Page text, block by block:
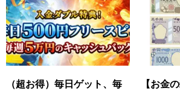
（超お得）毎日ゲット、毎
【お金